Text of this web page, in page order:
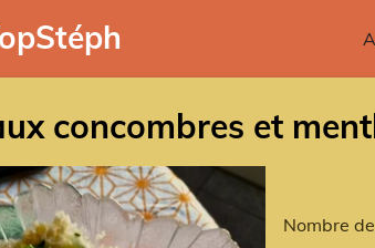
concombres et
Nombre